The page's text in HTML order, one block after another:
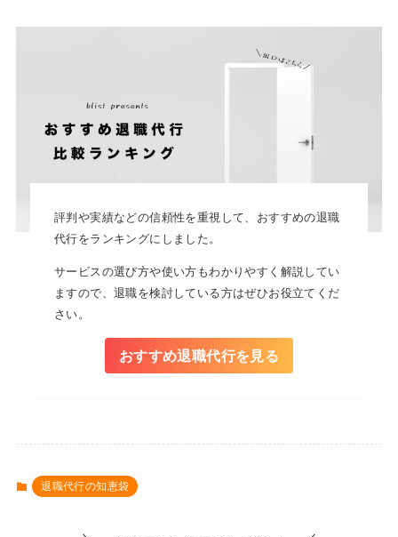
評判や実績などの信頼性を重視して、おすすめの退職
代行をランキングにしました。
サービスの選び方や使い方もわかりやすく解説してい
ますので、退職を検討している方はぜひお役立てくだ
さい。
おすすめ退職代行を見る
退職代行の知恵袋